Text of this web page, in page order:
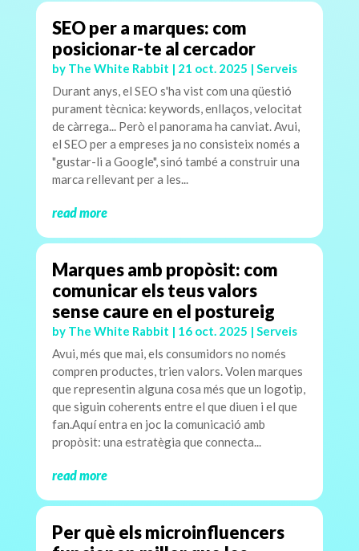
SEO per a marques: com
posicionar-te al cercador
by The White Rabbit | 21 oct. 2025 | Serveis
Durant anys, el SEO s'ha vist com una qüestió
purament tècnica: keywords, enllaços, velocitat
de càrrega... Però el panorama ha canviat. Avui,
el SEO per a empreses ja no consisteix només a
"gustar-li a Google", sinó també a construir una
marca rellevant per a les...
read more
Marques amb propòsit: com
comunicar els teus valors
sense caure en el postureig
by The White Rabbit | 16 oct. 2025 | Serveis
Avui, més que mai, els consumidors no només
compren productes, trien valors. Volen marques
que representin alguna cosa més que un logotip,
que siguin coherents entre el que diuen i el que
fan.Aquí entra en joc la comunicació amb
propòsit: una estratègia que connecta...
read more
Per què els microinfluencers